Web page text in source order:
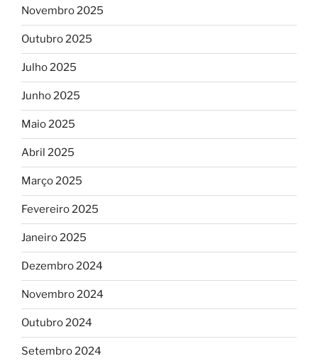
Novembro 2025
Outubro 2025
Julho 2025
Junho 2025
Maio 2025
Abril 2025
Março 2025
Fevereiro 2025
Janeiro 2025
Dezembro 2024
Novembro 2024
Outubro 2024
Setembro 2024